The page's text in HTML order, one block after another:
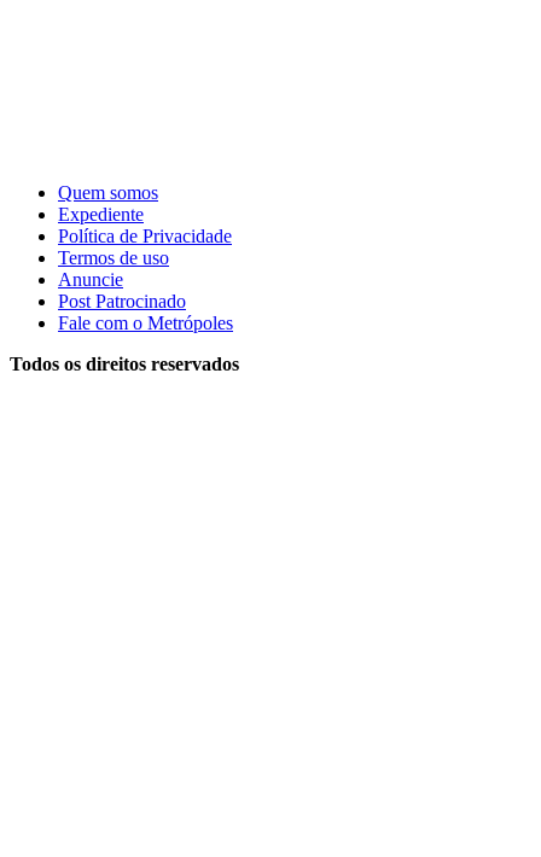
Quem somos
Expediente
Política de Privacidade
Termos de uso
Anuncie
Post Patrocinado
Fale com o Metrópoles
Todos os direitos reservados